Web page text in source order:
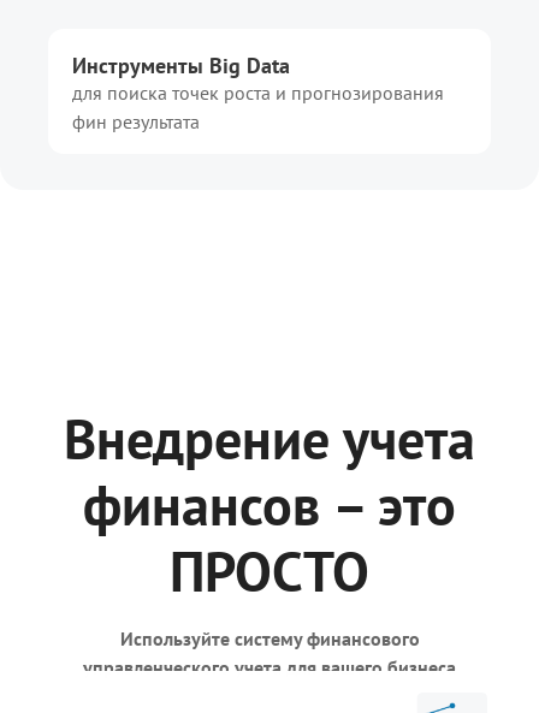
Инструменты Big Data
для поиска точек роста и прогнозирования
фин результата
Внедрение учета
финансов – это
ПРОСТО
Используйте систему финансового
управленческого учета для вашего бизнеса